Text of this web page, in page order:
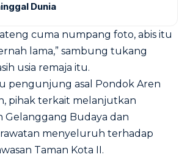
Dunia
cuma numpang foto, abis itu
lama,” sambung tukang
usia remaja itu.
pengunjung asal Pondok Aren
pihak terkait melanjutkan
Gelanggang Budaya dan
menyeluruh terhadap
Taman Kota II.